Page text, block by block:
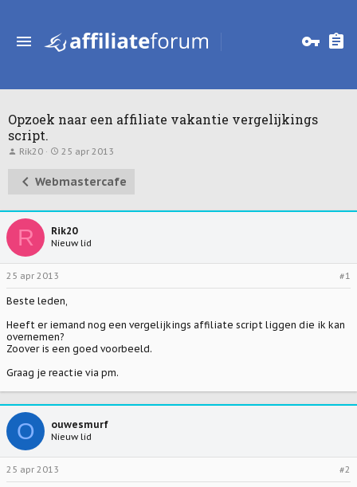
Opzoek naar een affiliate vakantie vergelijkings
script.
T
t
a
e
r
Rik20
S
r
t
u
25 apr 2013
Webmastercafe
R Rik20
Nieuw lid
25 apr 2013 #1
Beste leden,
Heeft er iemand nog een vergelijkings affiliate script liggen die ik kan
overnemen?
Zoover is een goed voorbeeld.
Graag je reactie via pm.
O ouwesmurf
Nieuw lid
25 apr 2013 #2